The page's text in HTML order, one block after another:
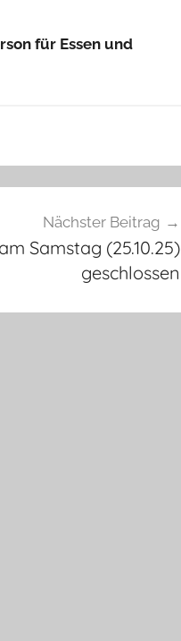
für Essen und
Nächster Beitrag
Samstag (25.10.25)
geschlossen